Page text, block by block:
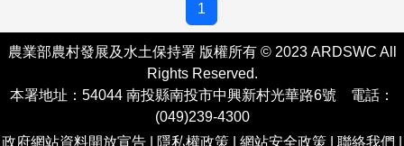
1
農業部農村發展及水土保持署 版權所有 © 2023 ARDSWC All
Rights Reserved.
本署地址：54044 南投縣南投市中興新村光華路6號 電話：
(049)239-4300
政府網站資料開放宣告
隱私權政策 網站安全政策 聯絡我們